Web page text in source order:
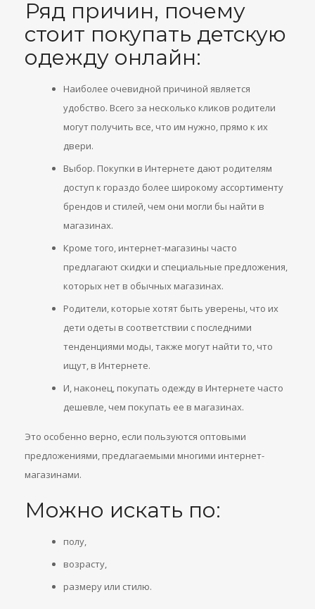
Ряд причин, почему
стоит покупать детскую
одежду онлайн:
Наиболее очевидной причиной является
удобство. Всего за несколько кликов родители
могут получить все, что им нужно, прямо к их
двери.
Выбор. Покупки в Интернете дают родителям
доступ к гораздо более широкому ассортименту
брендов и стилей, чем они могли бы найти в
магазинах.
Кроме того, интернет-магазины часто
предлагают скидки и специальные предложения,
которых нет в обычных магазинах.
Родители, которые хотят быть уверены, что их
дети одеты в соответствии с последними
тенденциями моды, также могут найти то, что
ищут, в Интернете.
И, наконец, покупать одежду в Интернете часто
дешевле, чем покупать ее в магазинах.
Это особенно верно, если пользуются оптовыми
предложениями, предлагаемыми многими интернет-
магазинами.
Можно искать по:
полу,
возрасту,
размеру или стилю.